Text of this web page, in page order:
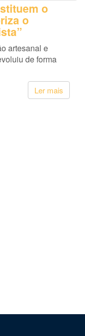
o
o
artesanal e
de forma
Ler mais